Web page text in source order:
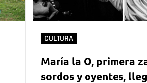
CULTURA
María la O, primera
sordos y oyentes,